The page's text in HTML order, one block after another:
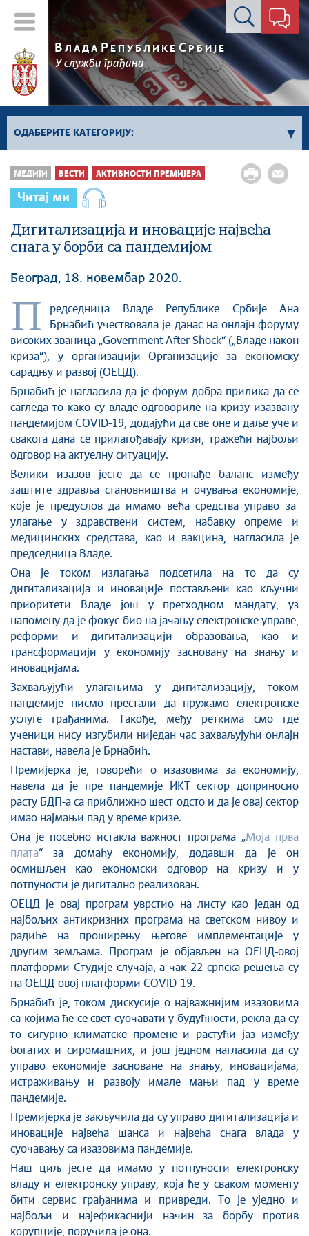
Контакт форма
В ЛАДА РЕПУБЛИКЕ СРБИЈЕ
У служби грађана
ОДАБЕРИТЕ КАТЕГОРИЈУ:
Влада Србије
Активности премијера
Активности потпредседника
Активности Владе
Косово и Метохија
Политика
Стоп корупцији
Култура и вера
Спорт
Конференције за новинаре
Интервјуи
Линкови
Издвојене теме
COVID-19 - архива
МЕДИЈИ ВЕСТИ АКТИВНОСТИ ПРЕМИЈЕРА
Читај ми
Дигитализација и иновације највећа
снага у борби са пандемијом
Београд, 18. новембар 2020.
П редседница Владе Републике Србије Ана
Брнабић учествовала је данас на онлајн форуму
високих званица „Government After Shock“ („Владе након
криза“), у организацији Организације за економску
сарадњу и развој (ОЕЦД).
Брнабић је нагласила да је форум добра прилика да се
сагледа то како су владе одговориле на кризу изазвану
пандемијом CОVID-19 , додајући да све оне и даље уче и
свакога дана се прилагођавају кризи, тражећи најбољи
одговор на актуелну ситуацију.
Велики изазов јесте дасе пронађе баланс између
заштите здравља становништва и очувања економије,
које је предуслов да имамо већа средства управо за
улагање у здравствени систем, набавку опреме и
медицинских средстава, као и вакцина
нагласила је
председница Владе.
Она је током излагања подсетила на то да су
дигитализација и иновације постављени као кључни
приоритети
Владе још у претходном мандату , уз
напомену да је фокус био на јачањуелектронске управе,
реформи и дигитализацији образовања, као и
трансформацији у економију засновану на знању и
иновацијама.
Захваљујући улагањима у дигитализацију, током
пандемије нисмо престали да пружамо електронске
услуге грађанима. Такође, међу реткима смо где
ученици нису изгубили ниједан час захваљујући онлајн
настави, навела је Брнабић.
Премијерка је, говорећи о изазовима за економију
навела да је пре пандемије ИКТ сектор доприносио
расту БДП-а са приближно шест одстои да је овај сектор
имао најмањи пад у време кризе.
Она је посебно истакла важност програма „Моја прва
плата“ за домаћу економију, додавши да јеон
осмишљен као економски одговор на кризу и у
потпуности је дигитално реализован.
ОЕЦД је овај програм уврстио на листу као један од
најбољих антикризних програма на светском нивоу и
радиће на проширењу његове имплементације у
другим земљама. Програм је објављен на ОЕЦД-овој
платформи Студије случаја, а чак 22 српска решења су
на ОЕЦД-овој платформи COVID-19.
Брнабић је, током дискусије о најважнијим изазовима
са којима ће се свет суочавати у будућности, рекла да су
то сигурно климатске промене и растући јаз између
богатих и сиромашних, и још једном нагласила да су
управо економије засноване на знању, иновацијама,
истраживању и развоју имале мањи пад у време
пандемије.
Премијерка је закључила да су управо дигитализација и
иновације највећа шанса и највећа снага влада у
суочавању са изазовима пандемије.
Наш циљ јесте да имамо у потпуности електронску
владу и електронску управу, која ћеу сваком моменту
бити сервис грађанима и привреди. То је уједно и
најбољи и најефикаснији начин за борбу против
корупције, поручила је она.